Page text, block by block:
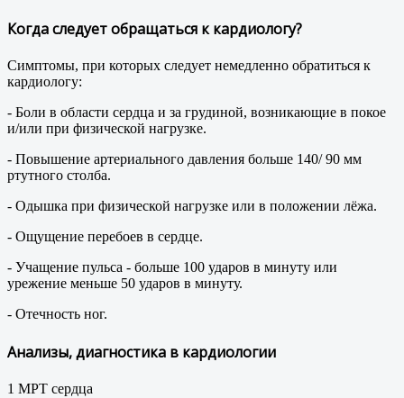
Когда следует обращаться к кардиологу?
Симптомы, при которых следует немедленно обратиться к
кардиологу:
- Боли в области сердца и за грудиной, возникающие в покое
и/или при физической нагрузке.
- Повышение артериального давления больше 140/ 90 мм
ртутного столба.
- Одышка при физической нагрузке или в положении лёжа.
- Ощущение перебоев в сердце.
- Учащение пульса - больше 100 ударов в минуту или
урежение меньше 50 ударов в минуту.
- Отечность ног.
Анализы, диагностика в кардиологии
1 МРТ сердца